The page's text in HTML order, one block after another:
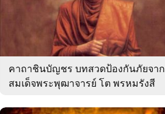
คาถาชินบัญชร บทสวดป้องกันภัยจาก
สมเด็จพระพุฒาจารย์ โต พรหมรังสี